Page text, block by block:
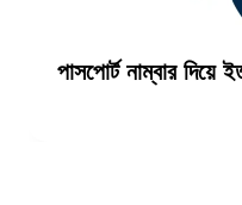
পাসপোর্ট নাম্বার দিয়ে